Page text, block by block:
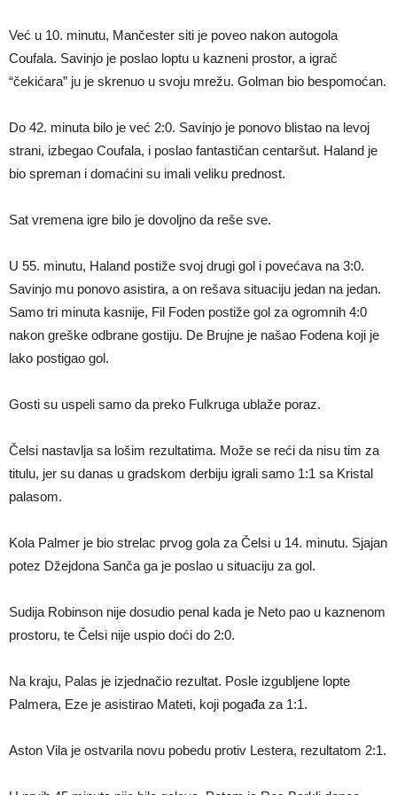
Već u 10. minutu, Mančester siti je poveo nakon autogola
Coufala. Savinjo je poslao loptu u kazneni prostor, a igrač
“čekićara” ju je skrenuo u svoju mrežu. Golman bio bespomoćan.
Do 42. minuta bilo je već 2:0. Savinjo je ponovo blistao na levoj
strani, izbegao Coufala, i poslao fantastičan centaršut. Haland je
bio spreman i domaćini su imali veliku prednost.
Sat vremena igre bilo je dovoljno da reše sve.
U 55. minutu, Haland postiže svoj drugi gol i povećava na 3:0.
Savinjo mu ponovo asistira, a on rešava situaciju jedan na jedan.
Samo tri minuta kasnije, Fil Foden postiže gol za ogromnih 4:0
nakon greške odbrane gostiju. De Brujne je našao Fodena koji je
lako postigao gol.
Gosti su uspeli samo da preko Fulkruga ublaže poraz.
Čelsi nastavlja sa lošim rezultatima. Može se reći da nisu tim za
titulu, jer su danas u gradskom derbiju igrali samo 1:1 sa Kristal
palasom.
Kola Palmer je bio strelac prvog gola za Čelsi u 14. minutu. Sjajan
potez Džejdona Sanča ga je poslao u situaciju za gol.
Sudija Robinson nije dosudio penal kada je Neto pao u kaznenom
prostoru, te Čelsi nije uspio doći do 2:0.
Na kraju, Palas je izjednačio rezultat. Posle izgubljene lopte
Palmera, Eze je asistirao Mateti, koji pogađa za 1:1.
Aston Vila je ostvarila novu pobedu protiv Lestera, rezultatom 2:1.